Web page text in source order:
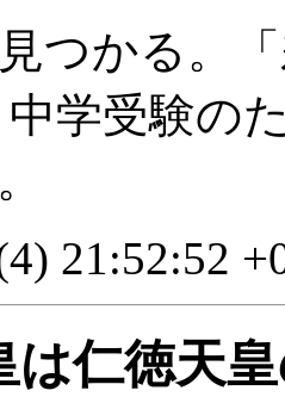
つかる。
学受験の
21:52:52
は仁徳天